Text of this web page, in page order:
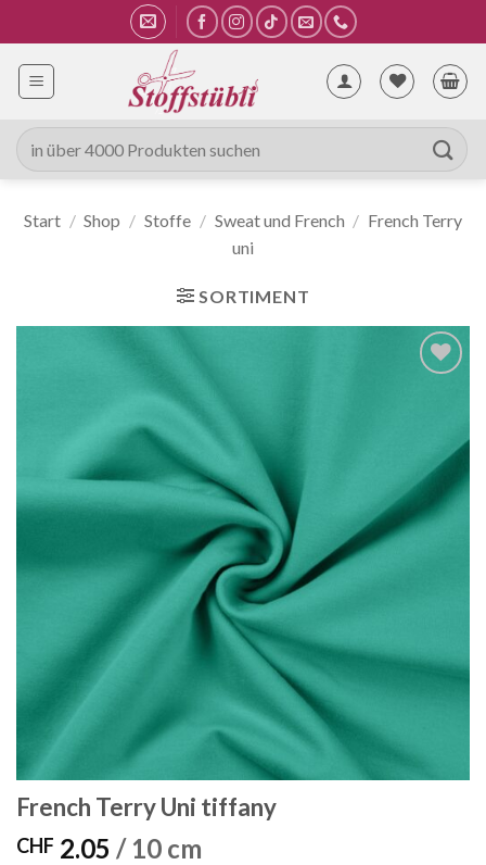
Inhalt
springen
Suche
nach:
Start / Shop / Stoffe / Sweat und French / French Terry
uni
SORTIMENT
French Terry Uni tiffany
CHF 2.05 / 10 cm